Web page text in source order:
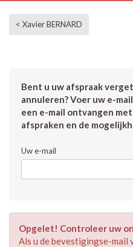
< Xavier BERNARD
Bent u uw afspraak
annuleren? Voer uw e-
een e-mail ontvangen
afspraken en de
Uw e-mail
Opgelet! Controleer uw
Als u de bevestigingse-mail